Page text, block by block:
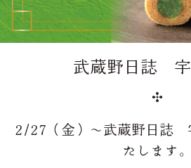
武蔵野日誌 宇
2/27（金）～武蔵野日誌
たします。